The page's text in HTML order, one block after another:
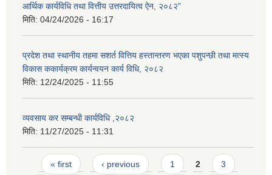
आर्थिक कार्यविधि तथा वित्तीय उत्तरदायित्व ऐन, २०८२”
मिति: 04/24/2026 - 16:17
प्रदेश तथा स्थानीय तहमा सशर्त वित्तिय हस्तान्तरण भएका पशुपन्छी तथा मत्स्य
विकास ककार्यक्रम कार्यन्वयन कार्य विधि, २०८२
मिति: 12/24/2025 - 11:55
व्यवसाय कर सम्बन्धी कार्यविधि ,२०८२
मिति: 11/27/2025 - 11:31
Pages
« first ‹ previous 1 2 3